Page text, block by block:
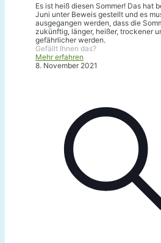
Es ist heiß diesen Sommer! Das hat
Juni unter Beweis gestellt und es
ausgegangen werden, dass die
zukünftig, länger, heißer, trockener
gefährlicher werden.
Gefällt Ihnen das?
Mehr erfahren
8. November 2021